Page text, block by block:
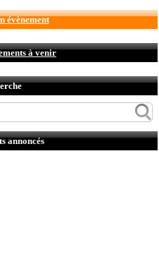
évènement
à venir
annoncés